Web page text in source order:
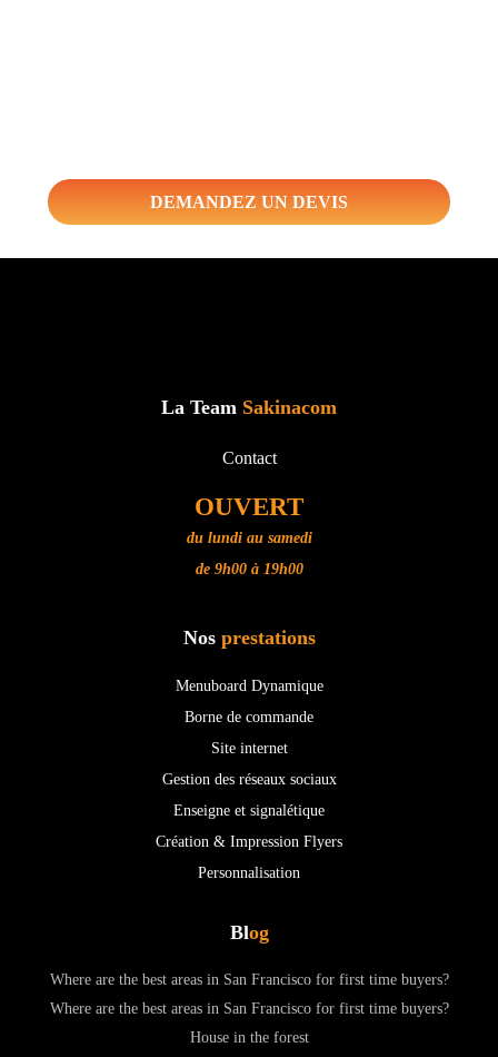
DEMANDEZ UN DEVIS
La Team Sakinacom
Contact
OUVERT
du lundi au samedi
de 9h00 à 19h00
Nos prestations
Menuboard Dynamique
Borne de commande
Site internet
Gestion des réseaux sociaux
Enseigne et signalétique
Création & Impression Flyers
Personnalisation
Blog
Where are the best areas in San Francisco for first time buyers?
Where are the best areas in San Francisco for first time buyers?
House in the forest